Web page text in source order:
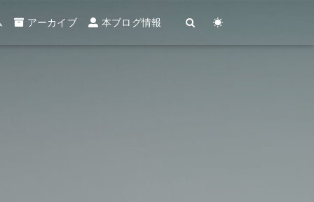
アーカイブ 本ブログ情報